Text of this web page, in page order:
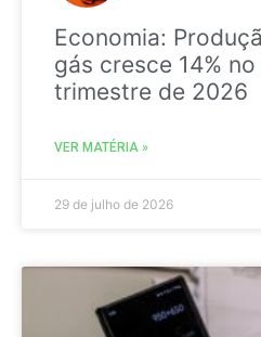
Economia:
gás cresce 14%
trimestre de 2026
VER MATÉRIA »
29 de julho de 2026